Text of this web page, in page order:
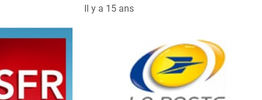
Il y a 15 ans